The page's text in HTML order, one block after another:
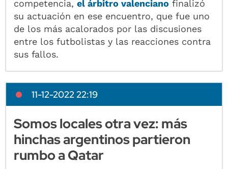
competencia,el árbitro valenciano finalizó
su actuación en ese encuentro, que fue uno
de los más acalorados por las discusiones
entre los futbolistas y las reacciones contra
sus fallos.
11-12-2022 22:19
Somos locales otra vez: más
hinchas argentinos partieron
rumbo a Qatar